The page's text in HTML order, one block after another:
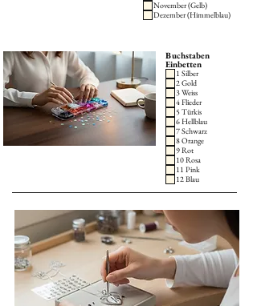
November (Gelb)
Dezember (Himmelblau)
Buchstaben
Einbetten
1 Silber
2 Gold
3 Weiss
4 Flieder
5 Türkis
6 Hellblau
7 Schwarz
8 Orange
9 Rot
10 Rosa
11 Pink
12 Blau